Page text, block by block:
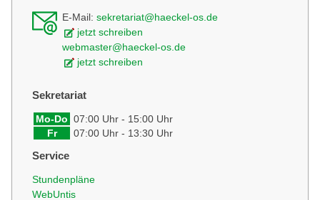
E-Mail: sekretariat@haeckel-os.de
jetzt schreiben
webmaster@haeckel-os.de
jetzt schreiben
Sekretariat
Mo-Do 07:00 Uhr - 15:00 Uhr
Fr
07:00 Uhr - 13:30 Uhr
Service
Stundenpläne
WebUntis